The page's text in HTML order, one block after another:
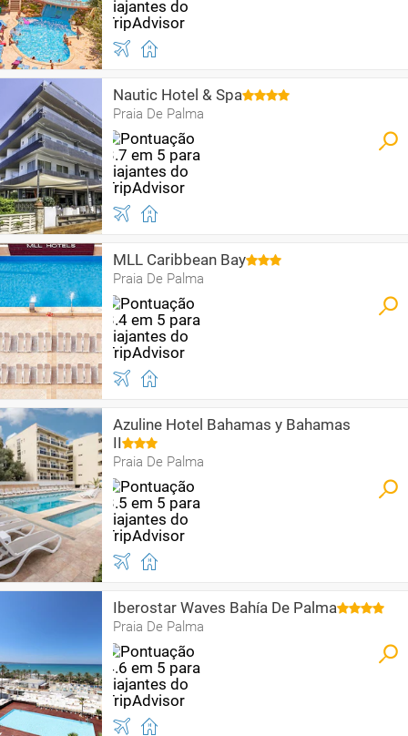
Nautic Hotel & Spa
Praia De Palma
MLL Caribbean Bay
Praia De Palma
Azuline Hotel Bahamas y Bahamas
II
Praia De Palma
Iberostar Waves Bahía De Palma
Praia De Palma